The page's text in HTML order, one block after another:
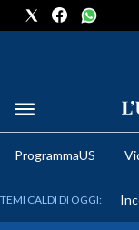
METEO
ProgrammaUS
TEMI CALDI DI OGGI: